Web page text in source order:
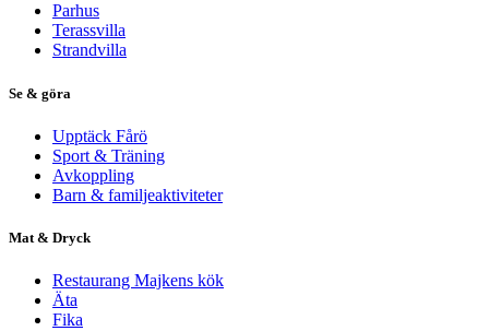
Parhus
Terassvilla
Strandvilla
Se & göra
Upptäck Fårö
Sport & Träning
Avkoppling
Barn & familjeaktiviteter
Mat & Dryck
Restaurang Majkens kök
Äta
Fika